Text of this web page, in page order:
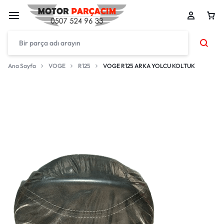
Ana Sayfa VOGE R125 VOGE R125 ARKA YOLCU KOLTUK